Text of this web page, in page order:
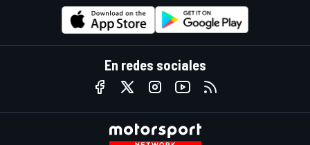
En redes sociales